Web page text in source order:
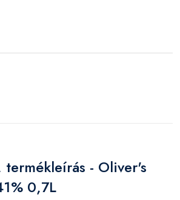
termékleírás - Oliver's
0,7L